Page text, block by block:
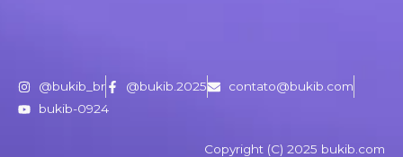
@bukib_br @bukib.2025
contato@bukib.com
bukib-0924
Copyright (C) 2025 bukib.com